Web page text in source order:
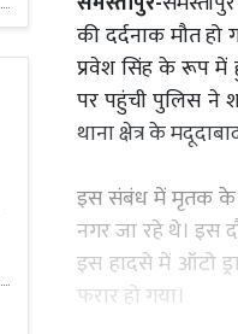
की दर्दनाक मौत
प्रवेश सिंह के रूप में
पर पहुंची पुलिस ने
थाना क्षेत्र के
इस संबंध में मृतक के
नगर जा रहे थे। इस
इस हादसे में ऑटो
फरार हो गया।